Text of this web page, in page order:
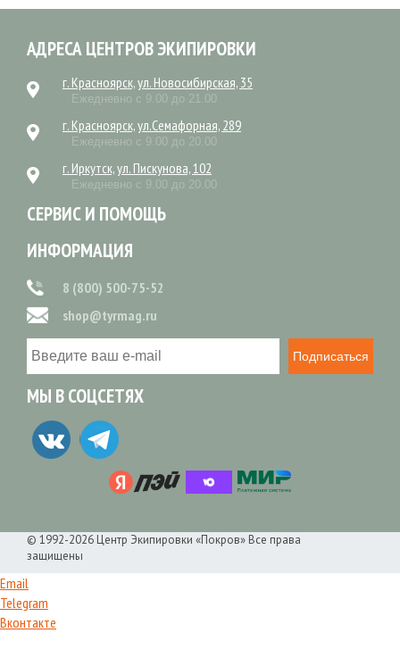
АДРЕСА ЦЕНТРОВ ЭКИПИРОВКИ
г. Красноярск, ул. Новосибирская, 35
Ежедневно с 9.00 до 21.00
г. Красноярск, ул.Семафорная, 289
Ежедневно с 9.00 до 20.00
г. Иркутск, ул. Пискунова, 102
Ежедневно с 9.00 до 20.00
СЕРВИС И ПОМОЩЬ
ИНФОРМАЦИЯ
8 (800) 500-75-52
shop@tyrmag.ru
Подписаться
МЫ В СОЦСЕТЯХ
© 1992-2026 Центр Экипировки «Покров» Все права
защищены
Email
Telegram
Вконтакте